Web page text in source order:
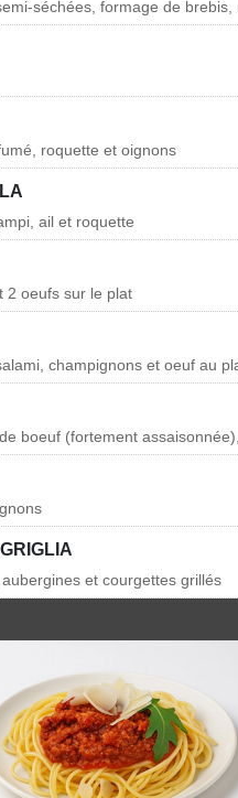
séchées, formage de brebis,
roquette et oignons
ail et roquette
2 oeufs sur le plat
champignons et oeuf au
boeuf (fortement
et courgettes grillés